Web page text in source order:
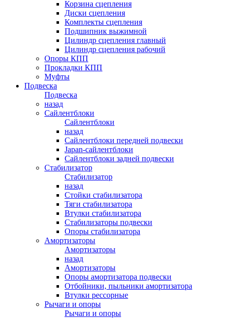
Корзина сцепления
Диски сцепления
Комплекты сцепления
Подшипник выжимной
Цилиндр сцепления главный
Цилиндр сцепления рабочий
Опоры КПП
Прокладки КПП
Муфты
Подвеска
Подвеска
назад
Сайлентблоки
Сайлентблоки
назад
Сайлентблоки передней подвески
Japan-сайлентблоки
Сайлентблоки задней подвески
Стабилизатор
Стабилизатор
назад
Стойки стабилизатора
Тяги стабилизатора
Втулки стабилизатора
Стабилизаторы подвески
Опоры стабилизатора
Амортизаторы
Амортизаторы
назад
Амортизаторы
Опоры амортизатора подвески
Отбойники, пыльники амортизатора
Втулки рессорные
Рычаги и опоры
Рычаги и опоры